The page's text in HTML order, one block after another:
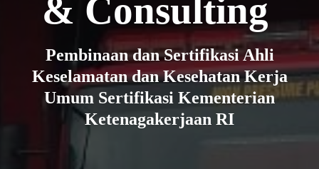
& Consulting
Pembinaan dan Sertifikasi Ahli
Keselamatan dan Kesehatan Kerja
Umum Sertifikasi Kementerian
Ketenagakerjaan RI